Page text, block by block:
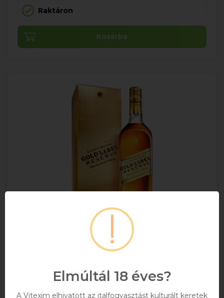
Raktáron
Kosárba
Elmúltál 18 éves?
A Vitexim elhivatott az italfogyasztást kulturált keretek